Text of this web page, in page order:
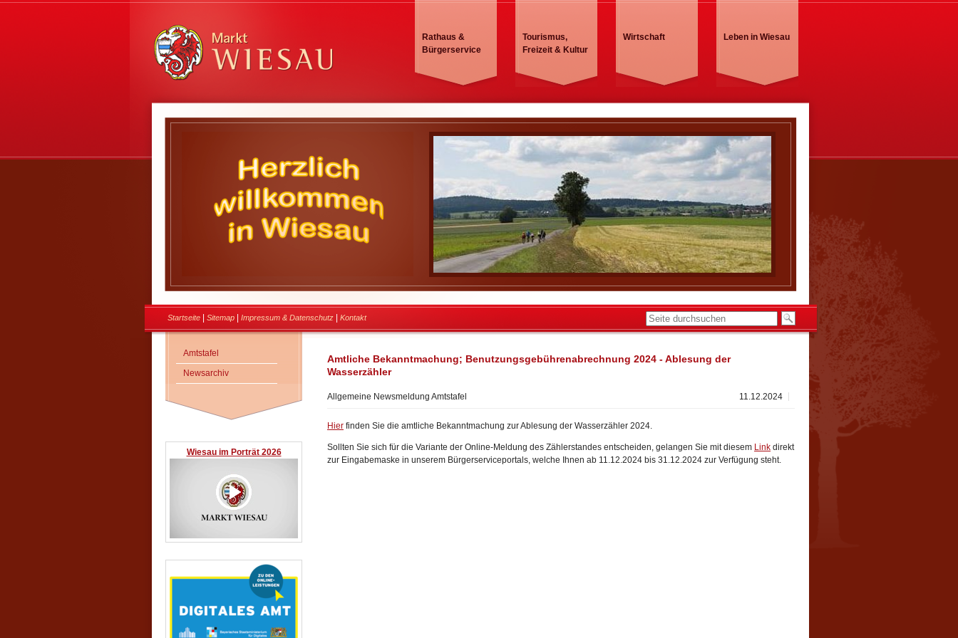
Rathaus &
Bürgerservice
Tourismus,
Freizeit & Kultur
Wirtschaft Leben in Wiesau
Startseite Sitemap Impressum & Datenschutz Kontakt
Amtliche Bekanntmachung; Benutzungsgebührenabrechnung 2024 - Ablesung der
Wasserzähler
11.12.2024
Allgemeine Newsmeldung Amtstafel
Hier finden Sie die amtliche Bekanntmachung zur Ablesung der Wasserzähler 2024.
Sollten Sie sich für die Variante der Online-Meldung des Zählerstandes entscheiden, gelangen Sie mit diesem Link direkt
zur Eingabemaske in unserem Bürgerserviceportals, welche Ihnen ab 11.12.2024 bis 31.12.2024 zur Verfügung steht.
Amtstafel
Newsarchiv
Wiesau im Porträt 2026